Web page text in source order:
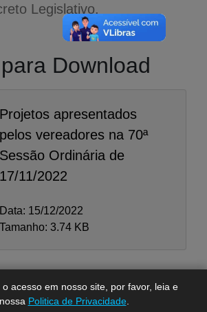
acesso em nosso site, por favor, leia e
Politica de Privacidade.
Legislativo.
Download
Projetos apresentados
pelos vereadores na 70ª
Sessão Ordinária de
17/11/2022
Data: 15/12/2022
Tamanho: 3.74 KB